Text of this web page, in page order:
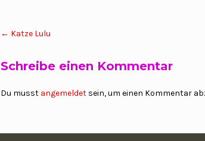
navigation
← Katze Lulu
Schreibe einen Kommentar
Du musst angemeldet sein, um einen Kommentar